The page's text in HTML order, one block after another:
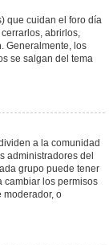
que cuidan el foro día
abrirlos,
Generalmente, los
se salgan del tema
a la comunidad
administradores del
grupo puede tener
cambiar los permisos
moderador, o